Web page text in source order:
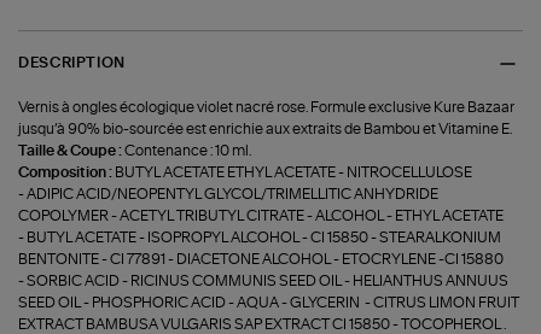
DESCRIPTION
Vernis à ongles écologique violet nacré rose. Formule exclusive Kure Bazaar
jusqu’à 90% bio-sourcée est enrichie aux extraits de Bambou et Vitamine E.
Taille & Coupe :Contenance : 10 ml.
Composition : BUTYL ACETATE ETHYL ACETATE - NITROCELLULOSE
- ADIPIC ACID/NEOPENTYL GLYCOL/TRIMELLITIC ANHYDRIDE
COPOLYMER - ACETYL TRIBUTYL CITRATE - ALCOHOL - ETHYL ACETATE
- BUTYL ACETATE - ISOPROPYL ALCOHOL - CI 15850 - STEARALKONIUM
BENTONITE - CI 77891 - DIACETONE ALCOHOL - ETOCRYLENE -CI 15880
- SORBIC ACID - RICINUS COMMUNIS SEED OIL - HELIANTHUS ANNUUS
SEED OIL - PHOSPHORIC ACID - AQUA - GLYCERIN - CITRUS LIMON FRUIT
EXTRACT BAMBUSA VULGARIS SAP EXTRACT CI 15850 - TOCOPHEROL .